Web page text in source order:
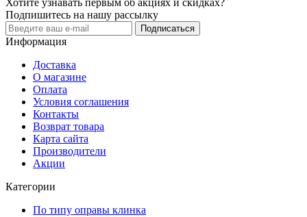
Подпишитесь на нашу рассылку
Подписаться
Информация
Доставка
О магазине
Оплата
Условия соглашения
Контакты
Возврат товара
Карта сайта
Производители
Акции
Категории
По типу оправы клинка